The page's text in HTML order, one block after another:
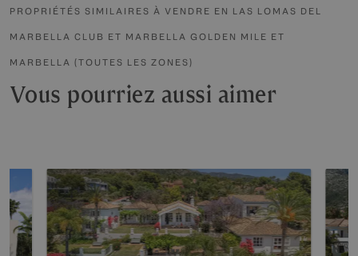
PROPRIÉTÉS SIMILAIRES À VENDRE EN LAS LOMAS DEL
MARBELLA CLUB ET MARBELLA GOLDEN MILE ET
MARBELLA (TOUTES LES ZONES)
Vous pourriez aussi aimer